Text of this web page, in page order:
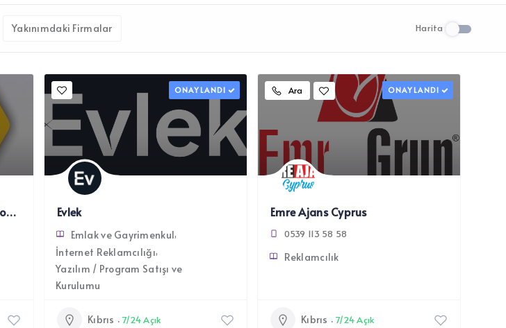
Yakınımdaki Firmalar Harita
Kıbrıs Vakıflar Bankası Gemikonağı Şubesi
ONAYLANDI
Evlek
Emlak ve Gayrimenkul
İnternet Reklamcılığı
Yazılım / Program Satışı ve
Kurulumu
Kıbrıs 7/24 Açık
Ara ONAYLANDI
Emre Ajans Cyprus
0539 113 58 58
Reklamcılık
Kıbrıs 7/24 Açık